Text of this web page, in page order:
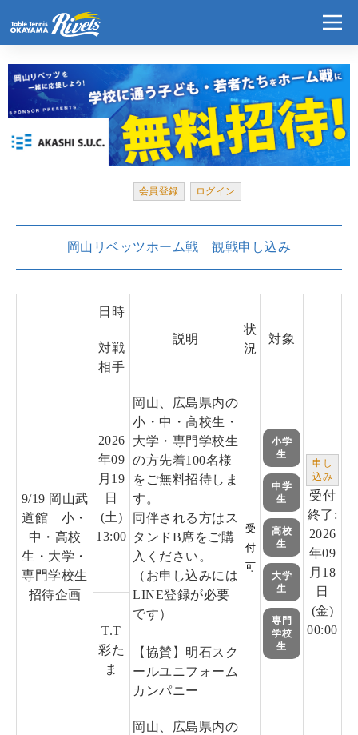
会員登録 ログイン
岡山リベッツホーム戦 観戦申し込み
日時
説明
状
況
対象
対戦
相手
9/19 岡山武
道館 小・
中・高校
生・大学・
専門学校生
招待企画
2026
年09
月19
日
(土)
13:00
岡山、広島県内の
小・中・高校生・
大学・専門学校生
の方先着100名様
をご無料招待しま
す。
同伴される方はス
タンドB席をご購
入ください。
（お申し込みには
LINE登録が必要
です）
【協賛】明石スク
ールユニフォーム
カンパニー
受
付
可
小学
生
中学
生
高校
生
大学
生
専門
学校
生
申し
込み
受付
終了:
2026
年09
月18
日
(金)
00:00
T.T
彩た
ま
岡山、広島県内の